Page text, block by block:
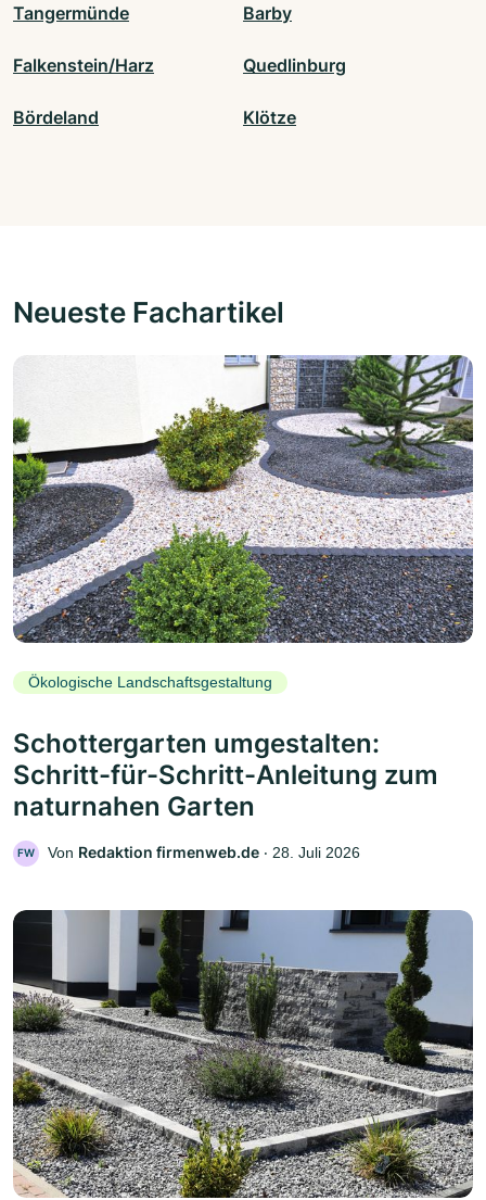
Tangermünde Barby
Falkenstein/Harz Quedlinburg
Bördeland Klötze
Neueste Fachartikel
Ökologische Landschaftsgestaltung
Schottergarten umgestalten:
Schritt-für-Schritt-Anleitung zum
naturnahen Garten
FW Von Redaktion firmenweb.de ‧ 28. Juli 2026